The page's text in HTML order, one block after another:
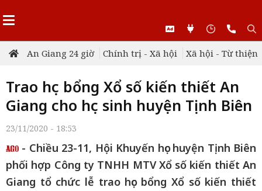
An Giang 24 giờ Chính trị - Xã hội Xã hội - Từ thiện
Trao học bổng Xổ số kiến thiết An
Giang cho học sinh huyện Tịnh Biên
23/11/2020 - 18:53
- Chiều 23-11, Hội Khuyến học huyện Tịnh Biên
phối hợp Công ty TNHH MTV Xổ số kiến thiết An
Giang tổ chức lễ trao học bổng Xổ số kiến thiết